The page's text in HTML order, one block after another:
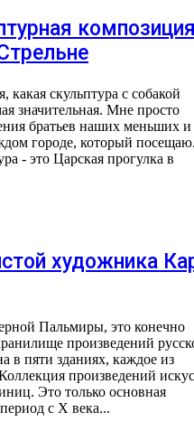
какая скульптура с собакой
значительная. Мне просто
братьев наших меньших и
городе, который
- это Царская прогулка в
художника
Пальмиры, это конечно
произведений
в пяти зданиях, каждое из
произведений
Это только основная
с X века...